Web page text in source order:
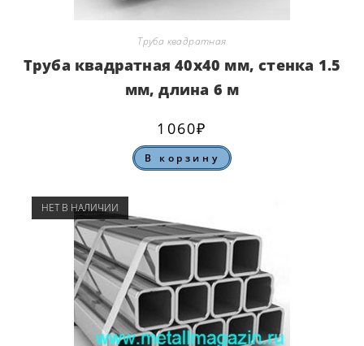
Труба квадратная
Труба квадратная 40х40 мм, стенка 1.5
мм, длина 6 м
1060₽
В корзину
НЕТ В НАЛИЧИИ